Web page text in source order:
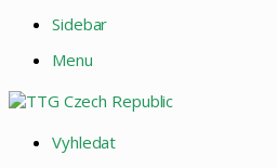
Sidebar
Menu
Vyhledat